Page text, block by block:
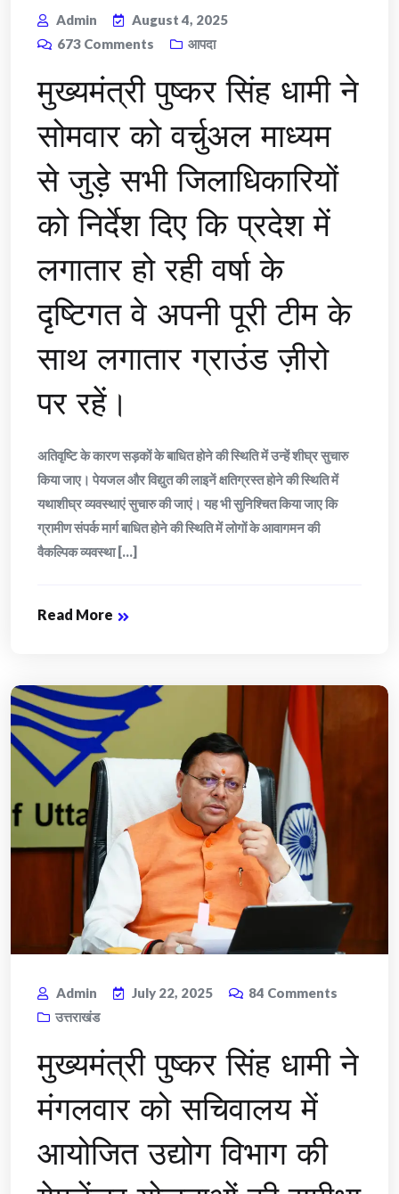
Admin
August 4, 2025
673 Comments आपदा
मुख्यमंत्री पुष्कर सिंह धामी ने
सोमवार को वर्चुअल माध्यम
से जुड़े सभी जिलाधिकारियों
को निर्देश दिए कि प्रदेश में
लगातार हो रही वर्षा के
दृष्टिगत वे अपनी पूरी टीम के
साथ लगातार ग्राउंड ज़ीरो
पर रहें।
अतिवृष्टि के कारण सड़कों के बाधित होने की स्थिति में उन्हें शीघ्र सुचारु
किया जाए। पेयजल और विद्युत की लाइनें क्षतिग्रस्त होने की स्थिति में
यथाशीघ्र व्यवस्थाएं सुचारु की जाएं। यह भी सुनिश्चित किया जाए कि
ग्रामीण संपर्क मार्ग बाधित होने की स्थिति में लोगों के आवागमन की
वैकल्पिक व्यवस्था [...]
Read More
Admin July 22, 2025 84 Comments
उत्तराखंड
मुख्यमंत्री पुष्कर सिंह धामी ने
मंगलवार को सचिवालय में
आयोजित उद्योग विभाग की